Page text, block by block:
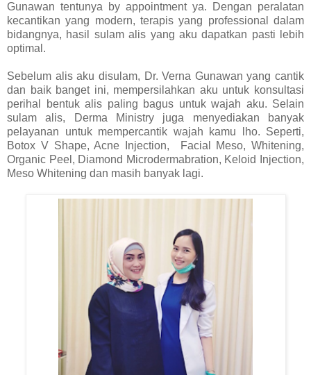
Gunawan tentunya by appointment ya. Dengan peralatan
kecantikan yang modern, terapis yang professional dalam
bidangnya, hasil sulam alis yang aku dapatkan pasti lebih
optimal.
Sebelum alis aku disulam, Dr. Verna Gunawan yang cantik
dan baik banget ini, mempersilahkan aku untuk konsultasi
perihal bentuk alis paling bagus untuk wajah aku. Selain
sulam alis, Derma Ministry juga menyediakan banyak
pelayanan untuk mempercantik wajah kamu lho. Seperti,
Botox V Shape, Acne Injection, Facial Meso, Whitening,
Organic Peel, Diamond Microdermabration, Keloid Injection,
Meso Whitening dan masih banyak lagi.